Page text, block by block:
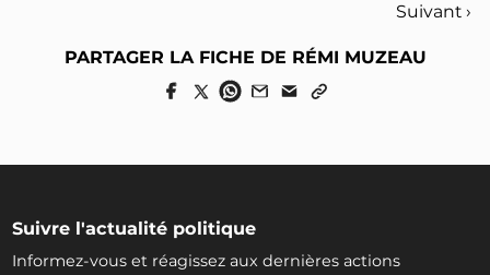
Suivant ›
PARTAGER LA FICHE DE RÉMI MUZEAU
Suivre l'actualité politique
Informez-vous et réagissez aux dernières actions